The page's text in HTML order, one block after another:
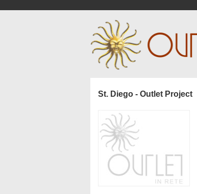
St. Diego - Outlet Project